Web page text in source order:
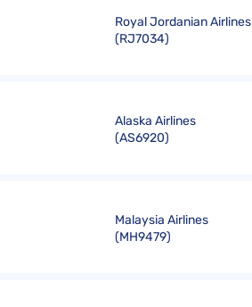
Royal Jordanian Airlines
(RJ7034)
Alaska Airlines
(AS6920)
Malaysia Airlines
(MH9479)